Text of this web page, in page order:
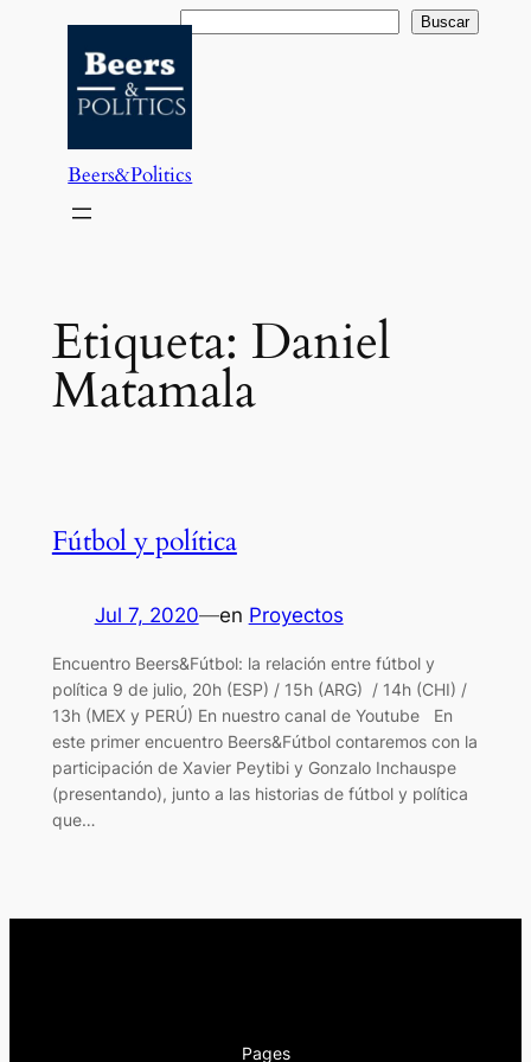
contenido
Buscar Buscar
Beers&Politics
Etiqueta: Daniel
Matamala
Fútbol y política
Jul 7, 2020—en Proyectos
Encuentro Beers&Fútbol: la relación entre fútbol y
política 9 de julio, 20h (ESP) / 15h (ARG) / 14h (CHI) /
13h (MEX y PERÚ) En nuestro canal de Youtube En
este primer encuentro Beers&Fútbol contaremos con la
participación de Xavier Peytibi y Gonzalo Inchauspe
(presentando), junto a las historias de fútbol y política
que…
Pages